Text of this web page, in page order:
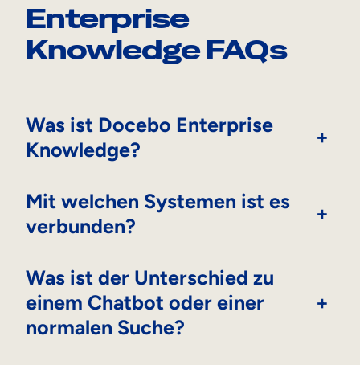
Enterprise
Knowledge FAQs
Was ist Docebo Enterprise
Knowledge?
+
Mit welchen Systemen ist es
verbunden?
+
Was ist der Unterschied zu
einem Chatbot oder einer
normalen Suche?
+